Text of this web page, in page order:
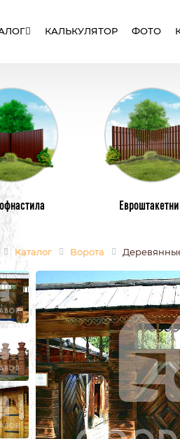
ЗАБОРЫ
ТРУБЫ
ИЗ
ИЗ
ЗАБОРЫ
ПОД
ДЛЯ
ПОД
ПОД
С
КАЛЬКУЛЯТОР ФОТО
Каталог Ворота